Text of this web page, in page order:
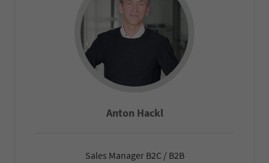
Falco Heck
Sales Manager B2C / B2B